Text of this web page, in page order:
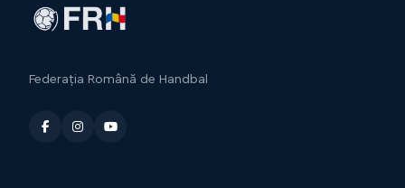
Federația Română de Handbal